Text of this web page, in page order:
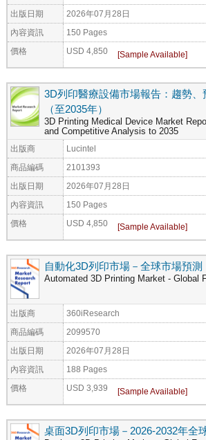
出版日期 2026年07月28日
內容資訊 150 Pages
價格 USD 4,850
3D列印醫療設備市場報告：趨勢
（至2035年）
3D Printing Medical Device Market
and Competitive Analysis to 2035
出版商 Lucintel
商品編碼 2101393
出版日期 2026年07月28日
內容資訊 150 Pages
價格 USD 4,850
自動化3D列印市場－全球市場預測
Automated 3D Printing Market - Global
出版商 360iResearch
商品編碼 2099570
出版日期 2026年07月28日
內容資訊 188 Pages
價格 USD 3,939
桌面3D列印市場－2026-2032年全